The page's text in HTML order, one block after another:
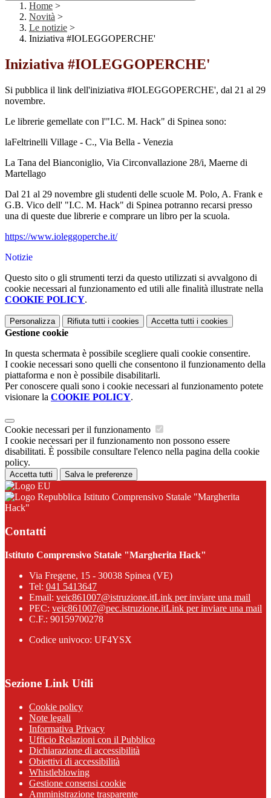
Home >
Novità >
Le notizie >
Iniziativa #IOLEGGOPERCHE'
Iniziativa #IOLEGGOPERCHE'
Si pubblica il link dell'iniziativa #IOLEGGOPERCHE', dal 21 al 29
novembre.
Le librerie gemellate con l'"I.C. M. Hack" di Spinea sono:
laFeltrinelli Village - C., Via Bella - Venezia
La Tana del Bianconiglio, Via Circonvallazione 28/i, Maerne di
Martellago
Dal 21 al 29 novembre gli studenti delle scuole M. Polo, A. Frank e
G.B. Vico dell' "I.C. M. Hack" di Spinea potranno recarsi presso
una di queste due librerie e comprare un libro per la scuola.
https://www.ioleggoperche.it/
Notizie
Questo sito o gli strumenti terzi da questo utilizzati si avvalgono di
cookie necessari al funzionamento ed utili alle finalità illustrate nella
COOKIE POLICY.
Personalizza Rifiuta tutti i cookies Accetta tutti i cookies
Gestione cookie
In questa schermata è possibile scegliere quali cookie consentire.
I cookie necessari sono quelli che consentono il funzionamento della
piattaforma e non è possibile disabilitarli.
Per conoscere quali sono i cookie necessari al funzionamento potete
visionare la COOKIE POLICY.
Cookie necessari per il funzionamento
I cookie necessari per il funzionamento non possono essere
disabilitati. È possibile consultare l'elenco nella pagina della cookie
policy.
Accetta tutti Salva le preferenze
Istituto Comprensivo Statale "Margherita
Hack"
Contatti
Istituto Comprensivo Statale "Margherita Hack"
Via Fregene, 15 - 30038 Spinea (VE)
Tel: 041 5413647
Email: veic861007@istruzione.itLink per inviare una mail
PEC: veic861007@pec.istruzione.itLink per inviare una mail
C.F.: 90159700278
Codice univoco: UF4YSX
Sezione Link Utili
Cookie policy
Note legali
Informativa Privacy
Ufficio Relazioni con il Pubblico
Dichiarazione di accessibilità
Obiettivi di accessibilità
Whistleblowing
Gestione consensi cookie
Amministrazione trasparente